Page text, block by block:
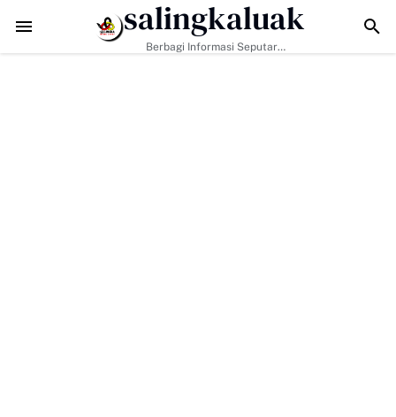
Pemko Payakumbuh Dukung Percepatan Sertifikasi Halal Produk
salingkaluak
Berbagi Informasi Seputar